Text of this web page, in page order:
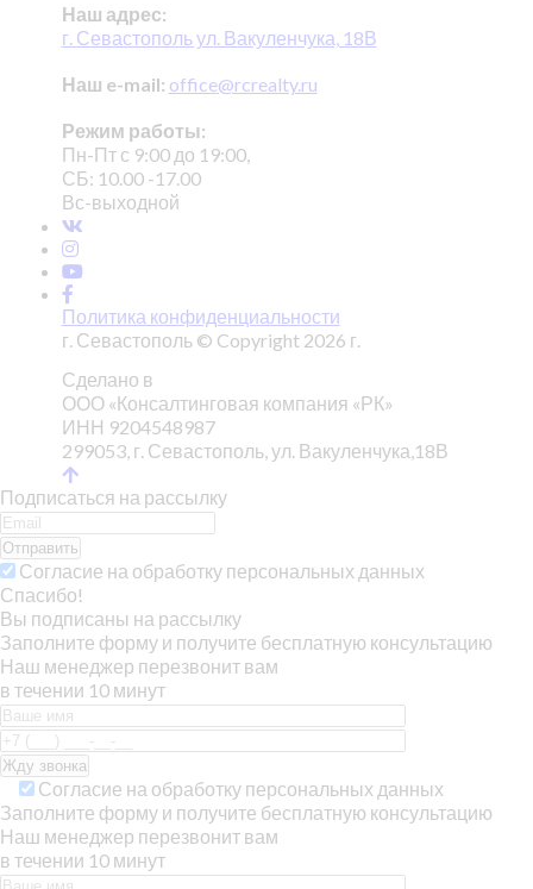
Наш адрес:
г. Севастополь ул. Вакуленчука, 18В
Наш e-mail: office@rcrealty.ru
Режим работы:
Пн-Пт с 9:00 до 19:00,
СБ: 10.00 -17.00
Вс-выходной
Политика конфиденциальности
г. Севастополь © Copyright 2026 г.
Сделано в
ООО «Консалтинговая компания «РК»
ИНН 9204548987
299053, г. Севастополь, ул. Вакуленчука,18В
Подписаться на рассылку
Отправить
Согласие на обработку персональных данных
Спасибо!
Вы подписаны на рассылку
Заполните форму и получите бесплатную консультацию
Наш менеджер перезвонит вам
в течении 10 минут
Согласие на обработку персональных данных
Заполните форму и получите бесплатную консультацию
Наш менеджер перезвонит вам
в течении 10 минут